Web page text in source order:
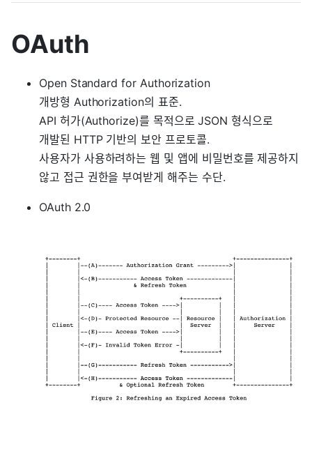
OAuth
Open Standard for Authorization
개방형 Authorization의 표준.
API 허가(Authorize)를 목적으로 JSON 형식으로
개발된 HTTP 기반의 보안 프로토콜.
사용자가 사용하려하는 웹 및 앱에 비밀번호를 제공하지
않고 접근 권한을 부여받게 해주는 수단.
OAuth 2.0